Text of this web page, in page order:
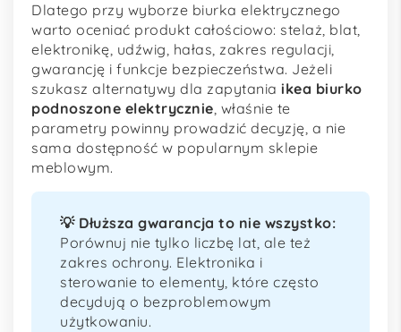
Dlatego przy wyborze biurka elektrycznego
warto oceniać produkt całościowo: stelaż, blat,
elektronikę, udźwig, hałas, zakres regulacji,
gwarancję i funkcje bezpieczeństwa. Jeżeli
szukasz alternatywy dla zapytania ikea biurko
podnoszone elektrycznie, właśnie te
parametry powinny prowadzić decyzję, a nie
sama dostępność w popularnym sklepie
meblowym.
💡 Dłuższa gwarancja to nie wszystko:
Porównuj nie tylko liczbę lat, ale też
zakres ochrony. Elektronika i
sterowanie to elementy, które często
decydują o bezproblemowym
użytkowaniu.